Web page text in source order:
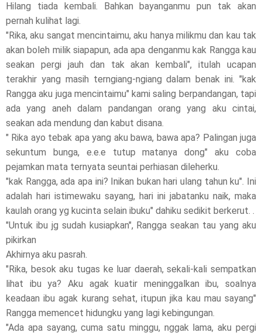
l
e
a
e
!
Hilang tiada kembali. Bahkan bayanganmu pun tak akan
pernah kulihat lagi.
"Rika, aku sangat mencintaimu, aku hanya milikmu dan kau tak
akan boleh milik siapapun, ada apa denganmu kak Rangga kau
seakan pergi jauh dan tak akan kembali", itulah ucapan
terakhir yang masih terngiang-ngiang dalam benak ini. "kak
Rangga aku juga mencintaimu" kami saling berpandangan, tapi
ada yang aneh dalam pandangan orang yang aku cintai,
seakan ada mendung dan kabut disana.
" Rika ayo tebak apa yang aku bawa, bawa apa? Palingan juga
sekuntum bunga, e.e.e tutup matanya dong" aku coba
pejamkan mata ternyata seuntai perhiasan dileherku.
"kak Rangga, ada apa ini? Inikan bukan hari ulang tahun ku". Ini
adalah hari istimewaku sayang, hari ini jabatanku naik, maka
kaulah orang yg kucinta selain ibuku" dahiku sedikit berkerut. .
"Untuk ibu jg sudah kusiapkan", Rangga seakan tau yang aku
pikirkan
Akhirnya aku pasrah.
"Rika, besok aku tugas ke luar daerah, sekali-kali sempatkan
lihat ibu ya? Aku agak kuatir meninggalkan ibu, soalnya
keadaan ibu agak kurang sehat, itupun jika kau mau sayang"
Rangga memencet hidungku yang lagi kebingungan.
"Ada apa sayang, cuma satu minggu, nggak lama, aku pergi